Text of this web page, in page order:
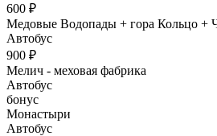
600 ₽
Медовые Водопады + гора Кольцо +
Автобус
900 ₽
Мелич - меховая фабрика
Автобус
бонус
Монастыри
Автобус